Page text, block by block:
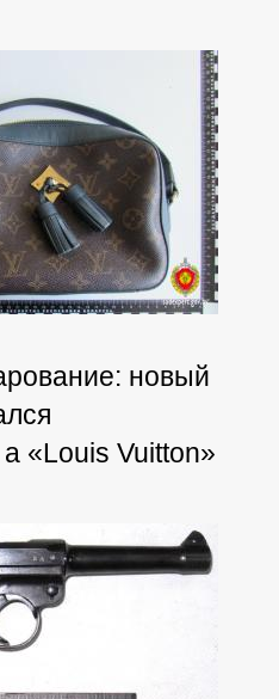
новый
«Louis Vuitton»